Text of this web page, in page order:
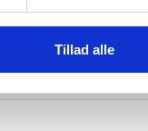
Tillad alle